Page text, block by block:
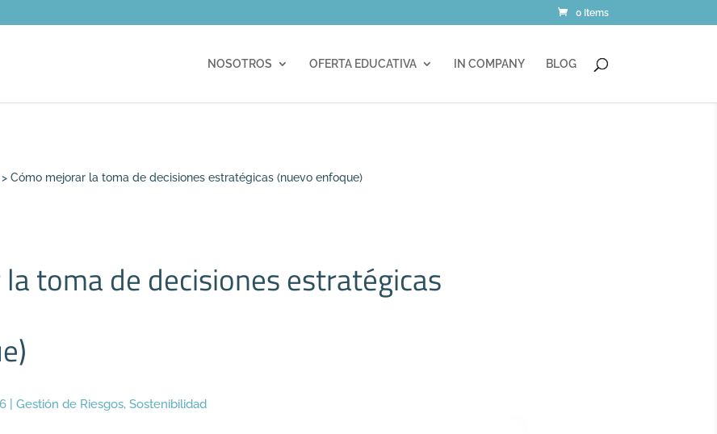
0 Items
NOSOTROS OFERTA EDUCATIVA IN COMPANY BLOG
>Cómo mejorar la toma de decisiones estratégicas (nuevo enfoque)
toma de decisiones estratégicas
|Gestión de Riesgos,Sostenibilidad